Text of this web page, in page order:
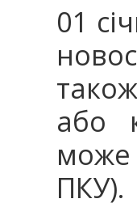
01
або
може
ПКУ).